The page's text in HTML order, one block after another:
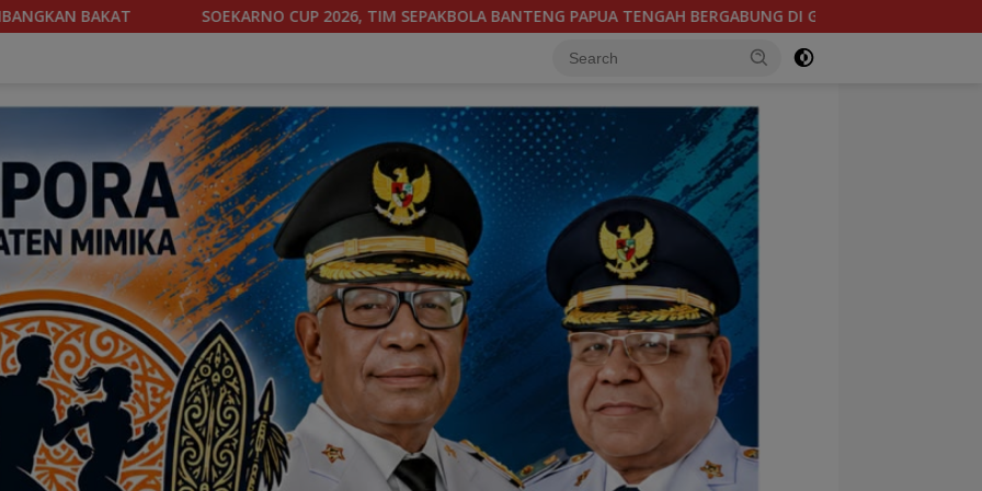
TIM SEPAKBOLA BANTENG PAPUA TENGAH BERGABUNG DI GROUP B, BERSAMA SULAWESI SELATAN, KALIMANTAN TIMUR DAN